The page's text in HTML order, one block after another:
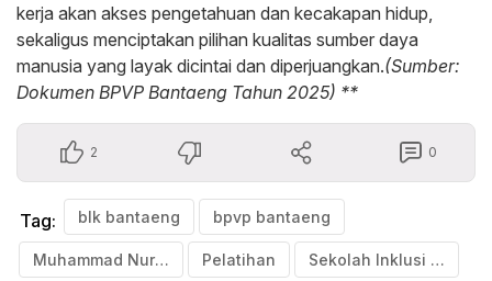
kerja akan akses pengetahuan dan kecakapan hidup,
sekaligus menciptakan pilihan kualitas sumber daya
manusia yang layak dicintai dan diperjuangkan.(Sumber:
Dokumen BPVP Bantaeng Tahun 2025) **
2 0
Tag: blk bantaeng bpvp bantaeng
Muhammad Nur Al Ala Pelatihan Sekolah Inklusi Al Hikmah Salebboe